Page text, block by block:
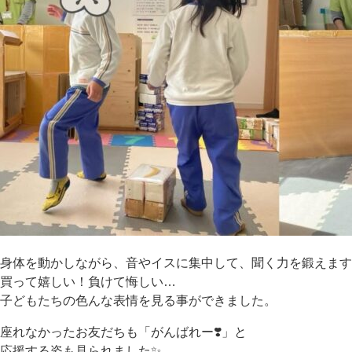
身体を動かしながら、音やイスに集中して、聞く力を鍛えま
買って嬉しい！負けて悔しい…
子どもたちの色んな表情を見る事ができました。
座れなかったお友だちも「がんばれー❣️」と